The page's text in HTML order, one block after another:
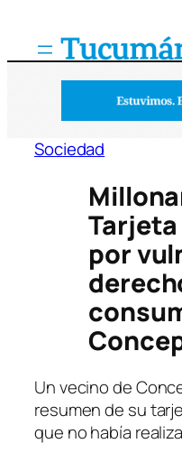
Sociedad
por
Un vecino de
resumen de su
que no había